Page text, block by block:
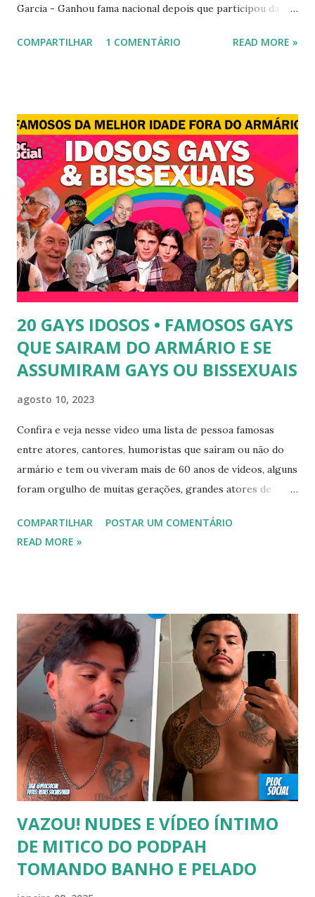
Garcia - Ganhou fama nacional depois que participou da
transexual, Britney. 2) Lea T é uma famosa modelo
disse, ainda, que realizou a cirurgia em busca de ser feliz, e
não para agradar a um homem. 3) Léo Aquilla - Apresenta o
programa "A Tarde é Sua", na Rede TV, ao lado de Sonia
Abrão. A loira também participou do reality show "A
Fazenda", exibido pela Record TV. 4) Thalita Zampirolli -
Thalita Zampirolli é modelo, atriz e empresária. A loira
alcançou a fama após ser apontada como affair do ex-
jogador Romário. 5) Ariadna Arantes - Ariadna Arantes
ficou nacionalmente conhecida após sua ...
COMPARTILHAR 1 COMENTÁRIO READ MORE »
20 GAYS IDOSOS • FAMOSOS GAYS
QUE SAIRAM DO ARMÁRIO E SE
ASSUMIRAM GAYS OU BISSEXUAIS
agosto 10, 2023
Confira e veja nesse vídeo uma lista de pessoa famosas
entre atores, cantores, humoristas que saíram ou não do
armário e tem ou viveram mais de 60 anos de vídeos, alguns
foram orgulho de muitas gerações, grandes atores de
foram gays, bissexuais ou algo mais. 20 GAYS IDOSOS •
FAMOSOS GAYS QUE SAIRAM DO ARMÁRIO E SE
00:04 Abertura do vídeo: 00:15 AVISO 00:18 Não é
recomendado “retirar alguém do armário”, sexualidade e
tempo é algo particular de cada indivíduo, cabendo somente
a ele sair ou não. As pessoas mencionadas nesse vídeo
escolheram ser públicas e antes deste TODAS já tiveram a
sexualidade exposta. MAIORES DE 60 ANOS Tuca Andrada
00:41 Famosos foi flagrado beijando outro homem no
carnaval do Rio Alexandre Frota 00:56 Ator se diz hetero,
mas fez filmes com tr...
COMPARTILHAR
POSTAR UM COMENTÁRIO
READ MORE »
VAZOU! NUDES E VÍDEO ÍNTIMO
DE MITICO DO PODPAH
TOMANDO BANHO E PELADO